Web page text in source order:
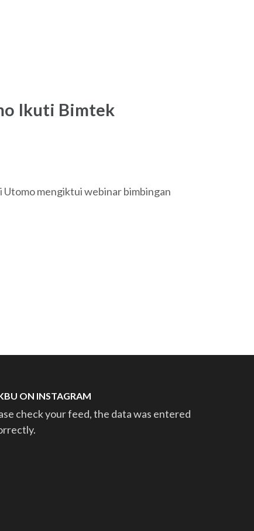
Ikuti Bimtek
Utomo mengiktui webinar bimbingan
ON INSTAGRAM
check your feed, the data was entered